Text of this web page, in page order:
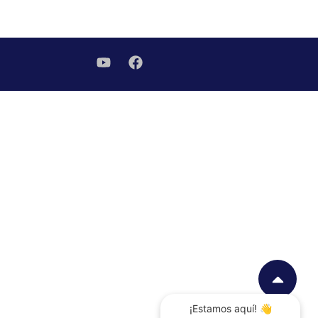
¡Estamos aquí! 👋